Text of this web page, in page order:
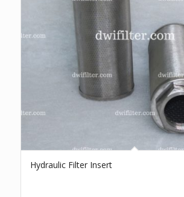
Hydraulic Filter Insert